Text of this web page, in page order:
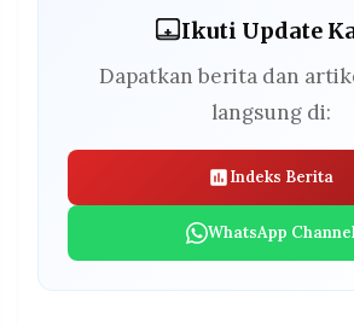
Ikuti Update
Dapatkan berita dan
langsung di:
Indeks Berita
WhatsApp